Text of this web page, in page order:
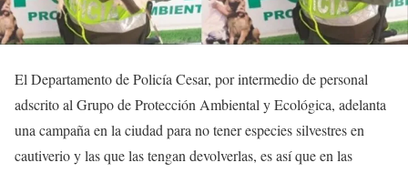
El Departamento de Policía Cesar, por intermedio de personal
adscrito al Grupo de Protección Ambiental y Ecológica, adelanta
una campaña en la ciudad para no tener especies silvestres en
cautiverio y las que las tengan devolverlas, es así que en las